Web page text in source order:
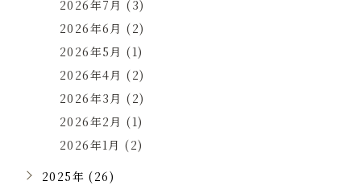
2026年7月 (3)
2026年6月 (2)
2026年5月 (1)
2026年4月 (2)
2026年3月 (2)
2026年2月 (1)
2026年1月 (2)
2025年 (26)